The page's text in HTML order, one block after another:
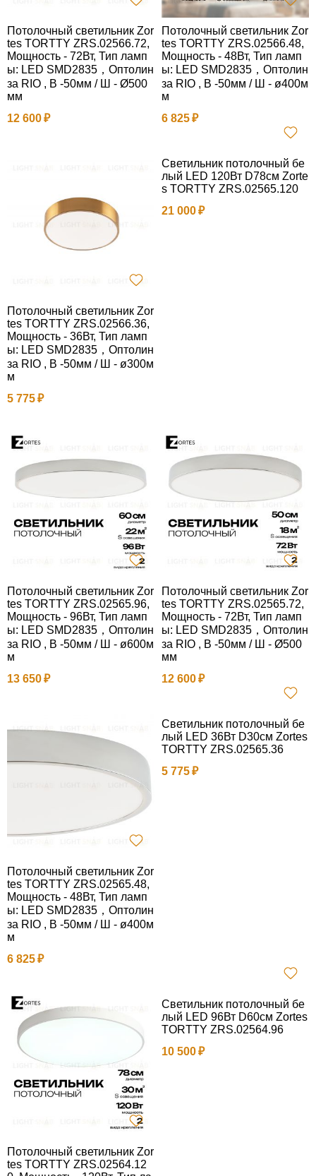
Потолочный светильник Zor
tes TORTTY ZRS.02566.72,
Мощность - 72Вт, Тип ламп
ы: LED SMD2835，Оптолин
за RIO , В -50мм / Ш - Ø500
мм
12 600
Потолочный светильник Zor
tes TORTTY ZRS.02566.48,
Мощность - 48Вт, Тип ламп
ы: LED SMD2835，Оптолин
за RIO , В -50мм / Ш - ø400м
м
6 825
Потолочный светильник Zor
tes TORTTY ZRS.02566.36,
Мощность - 36Вт, Тип ламп
ы: LED SMD2835，Оптолин
за RIO , В -50мм / Ш - ø300м
м
5 775
Светильник потолочный бе
лый LED 120Вт D78см Zorte
s TORTTY ZRS.02565.120
21 000
Потолочный светильник Zor
tes TORTTY ZRS.02565.96,
Мощность - 96Вт, Тип ламп
ы: LED SMD2835，Оптолин
за RIO , В -50мм / Ш - ø600м
м
13 650
Потолочный светильник Zor
tes TORTTY ZRS.02565.72,
Мощность - 72Вт, Тип ламп
ы: LED SMD2835，Оптолин
за RIO , В -50мм / Ш - Ø500
мм
12 600
Потолочный светильник Zor
tes TORTTY ZRS.02565.48,
Мощность - 48Вт, Тип ламп
ы: LED SMD2835，Оптолин
за RIO , В -50мм / Ш - ø400м
м
6 825
Светильник потолочный бе
лый LED 36Вт D30см Zortes
TORTTY ZRS.02565.36
5 775
Потолочный светильник Zor
tes TORTTY ZRS.02564.12
Светильник потолочный бе
лый LED 96Вт D60см Zortes
TORTTY ZRS.02564.96
10 500